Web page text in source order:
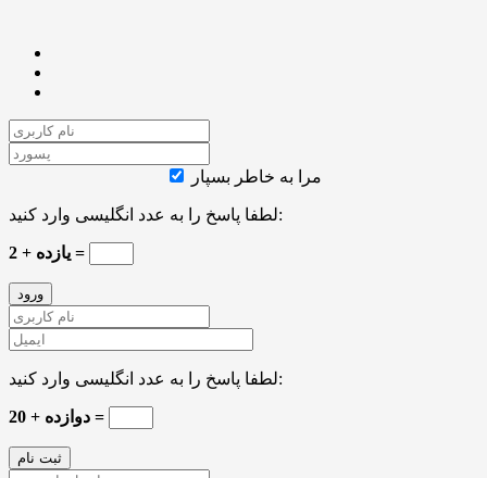
مرا به خاطر بسپار
لطفا پاسخ را به عدد انگلیسی وارد کنید:
2 + یازده =
لطفا پاسخ را به عدد انگلیسی وارد کنید:
20 + دوازده =